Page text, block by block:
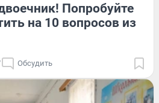
Попробуйте
на 10 вопросов из
Обсудить